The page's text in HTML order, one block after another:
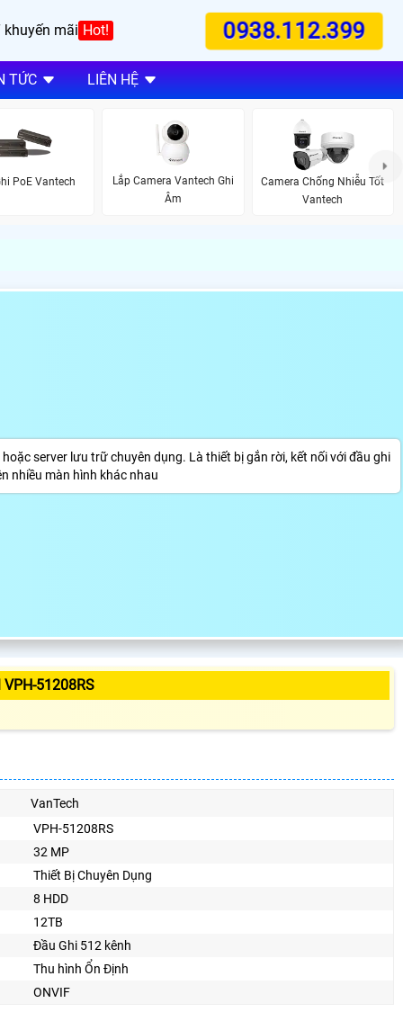
khuyến mãi Hot! 0938.112.399
TỨC LIÊN HỆ
PoE Vantech
Lắp Camera Vantech Ghi
Âm
Camera Chống Nhiễu Tốt
Vantech
server lưu trữ chuyên dụng. Là thiết bị gắn rời, kết nối với đầu ghi
nhiều màn hình khác nhau
51208RS
VanTech
VPH-51208RS
32 MP
Thiết Bị Chuyên Dụng
8 HDD
12TB
Đầu Ghi 512 kênh
Thu hình Ổn Định
ONVIF